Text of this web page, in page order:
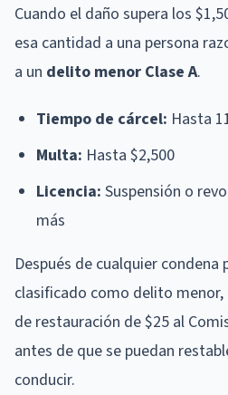
Cuando el daño supera los
esa cantidad a una persona
a un delito menor Clase A.
Tiempo de cárcel: Hasta
Multa: Hasta $2,500
Licencia: Suspensión o
más
Después de cualquier
clasificado como delito
de restauración de $25 al
antes de que se puedan
conducir.